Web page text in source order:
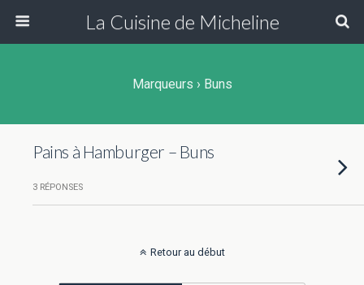
La Cuisine de Micheline
Marqueurs › Buns
Pains à Hamburger – Buns
3 RÉPONSES
Retour au début